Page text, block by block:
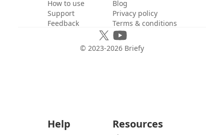
How to use
Support
Feedback
Blog
Privacy policy
Terms & conditions
© 2023-2026 Briefy
Help Resources